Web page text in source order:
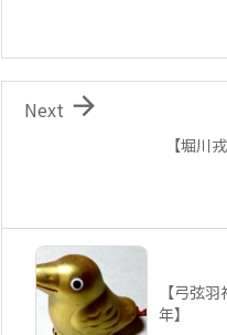
【堀川

Next
【弓弦
年】